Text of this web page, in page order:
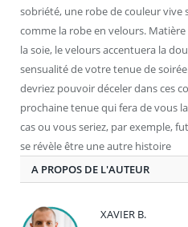
sobriété, une robe de couleur vive
comme la robe en velours.
la soie, le velours accentuera la
sensualité de votre tenue de
devriez pouvoir déceler dans ces
prochaine tenue qui fera de vous
cas ou vous seriez, par exemple,
se révèle être une autre histoire
A PROPOS DE L'AUTEUR
XAVIER B.